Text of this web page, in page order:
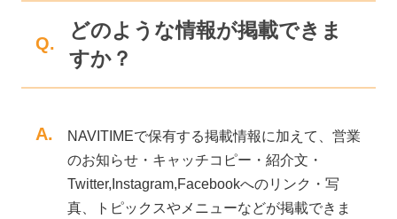
Q.
どのような情報が掲載できま
すか？
A.
NAVITIMEで保有する掲載情報に加えて、営業
のお知らせ・キャッチコピー・紹介文・
Twitter,Instagram,Facebookへのリンク・写
真、トピックスやメニューなどが掲載できま